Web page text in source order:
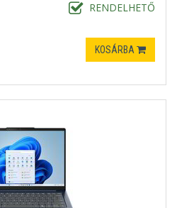
RENDELHETŐ
KOSÁRBA